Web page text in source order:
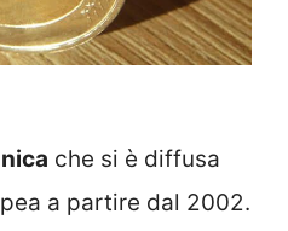
che si è diffusa
a partire dal 2002.